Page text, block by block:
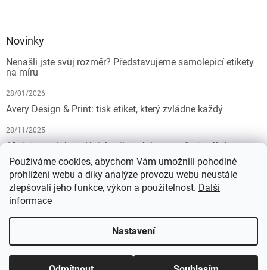
Používáme cookies, abychom Vám umožnili pohodlné
prohlížení webu a díky analýze provozu webu neustále
zlepšovali jeho funkce, výkon a použitelnost. Další
informace
Nastavení
Novinky
Nenašli jste svůj rozměr? Představujeme samolepicí etikety
na míru
28/01/2026
Avery Design & Print: tisk etiket, který zvládne každý
28/11/2025
10 tipů pro dokonalý tisk etiket: Jak na profesionální
výsledek bez starostí
19/07/2025
Copyright 2026KALEDA, a.s. | etikety-stitky.cz. Všechna práva